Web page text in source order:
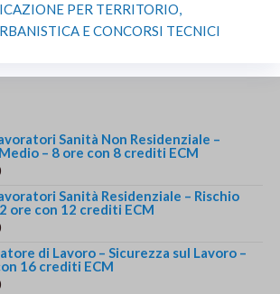
PER TERRITORIO,
E CONCORSI TECNICI
Sanità Non Residenziale –
– 8 ore con 8 crediti ECM
Sanità Residenziale – Rischio
ore con 12 crediti ECM
di Lavoro – Sicurezza sul Lavoro –
16 crediti ECM